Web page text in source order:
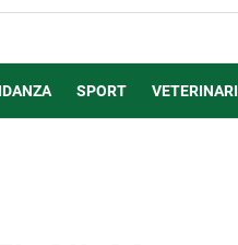
SPORT